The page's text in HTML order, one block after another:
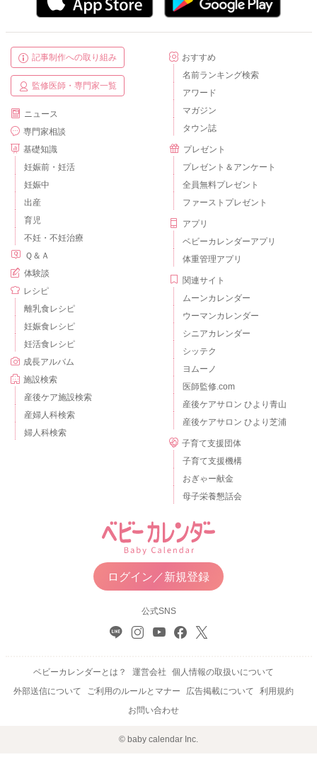
記事制作への取り組み
監修医師・専門家一覧
ニュース
専門家相談
基礎知識
妊娠前・妊活
妊娠中
出産
育児
不妊・不妊治療
Ｑ＆Ａ
体験談
レシピ
離乳食レシピ
妊娠食レシピ
妊活食レシピ
成長アルバム
施設検索
産後ケア施設検索
産婦人科検索
婦人科検索
おすすめ
名前ランキング検索
アワード
マガジン
タウン誌
プレゼント
プレゼント＆アンケート
全員無料プレゼント
ファーストプレゼント
アプリ
ベビーカレンダーアプリ
体重管理アプリ
関連サイト
ムーンカレンダー
ウーマンカレンダー
シニアカレンダー
シッテク
ヨムーノ
医師監修.com
産後ケアサロン ひより青山
産後ケアサロン ひより芝浦
子育て支援団体
子育て支援機構
おぎゃー献金
母子栄養懇話会
ログイン／新規登録
公式SNS
ベビーカレンダーとは？ 運営会社
個人情報の取扱いについて
外部送信について
ご利用のルールとマナー 広告掲載について
利用規約
お問い合わせ
© baby calendar Inc.